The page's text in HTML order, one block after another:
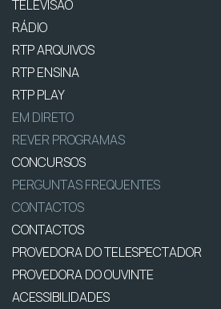
TELEVISÃO
RÁDIO
RTP ARQUIVOS
RTP ENSINA
RTP PLAY
EM DIRETO
REVER PROGRAMAS
CONCURSOS
PERGUNTAS FREQUENTES
CONTACTOS
CONTACTOS
PROVEDORA DO TELESPECTADOR
PROVEDORA DO OUVINTE
ACESSIBILIDADES